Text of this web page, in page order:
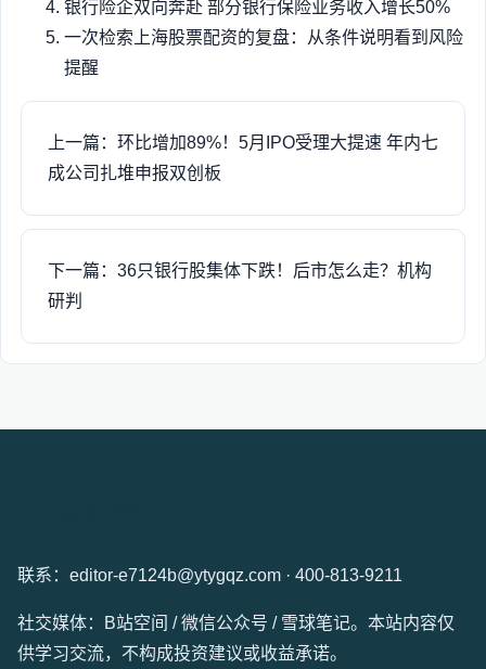
银行险企双向奔赴 部分银行保险业务收入增长50%
一次检索上海股票配资的复盘：从条件说明看到风险
提醒
上一篇：环比增加89%！5月IPO受理大提速 年内七
成公司扎堆申报双创板
下一篇：36只银行股集体下跌！后市怎么走？机构
研判
联系：editor-e7124b@ytygqz.com · 400-813-9211
社交媒体：B站空间 / 微信公众号 / 雪球笔记。本站内容仅
供学习交流，不构成投资建议或收益承诺。